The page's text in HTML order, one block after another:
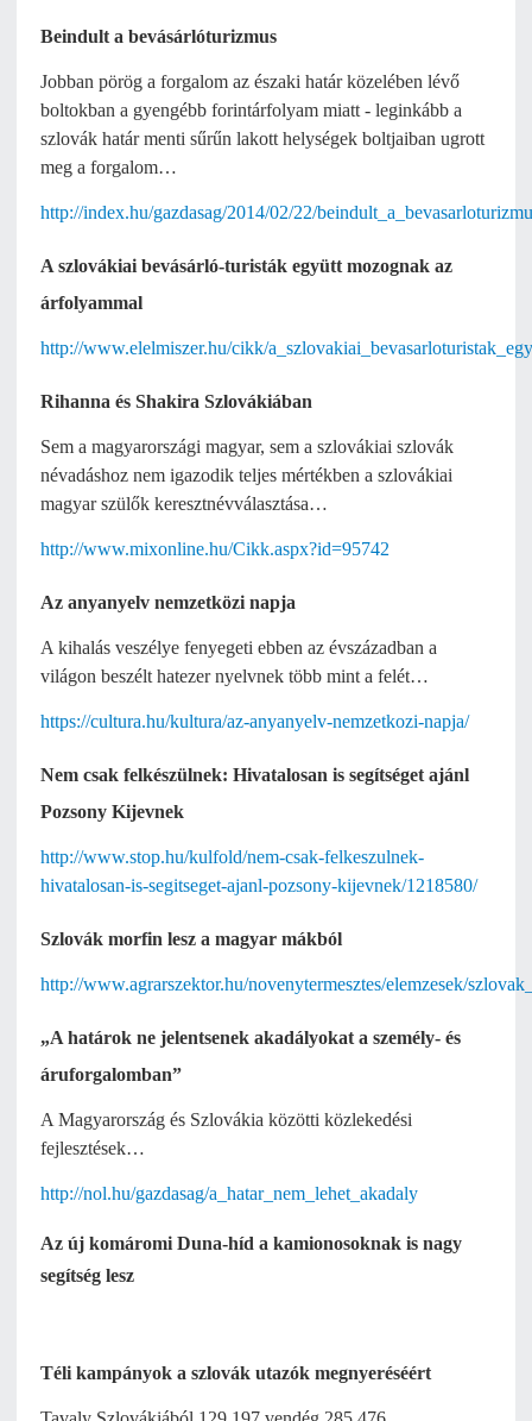
Beindult a bevásárlóturizmus
Jobban pörög a forgalom az északi határ közelében lévő
boltokban a gyengébb forintárfolyam miatt - leginkább a
szlovák határ menti sűrűn lakott helységek boltjaiban ugrott
meg a forgalom…
http://index.hu/gazdasag/2014/02/22/
A szlovákiai bevásárló-turisták együtt mozognak az
árfolyammal
http://www.elelmiszer.hu/cikk/
Rihanna és Shakira Szlovákiában
Sem a magyarországi magyar, sem a szlovákiai szlovák
névadáshoz nem igazodik teljes mértékben a szlovákiai
magyar szülők keresztnévválasztása…
http://www.mixonline.hu/Cikk.aspx?id=95742
Az anyanyelv nemzetközi napja
A kihalás veszélye fenyegeti ebben az évszázadban a
világon beszélt hatezer nyelvnek több mint a felét…
https://cultura.hu/kultura/az-anyanyelv-nemzetkozi-napja/
Nem csak felkészülnek: Hivatalosan is segítséget ajánl
Pozsony Kijevnek
http://www.stop.hu/kulfold/nem-csak-felkeszulnek-
hivatalosan-is-segitseget-ajanl-pozsony-kijevnek/1218580/
Szlovák morfin lesz a magyar mákból
http://www.agrarszektor.hu/novenytermesztes/elemzesek/
„A határok ne jelentsenek akadályokat a személy- és
áruforgalomban”
A Magyarország és Szlovákia közötti közlekedési
fejlesztések…
http://nol.hu/gazdasag/a_hatar_nem_lehet_akadaly
Az új komáromi Duna-híd a kamionosoknak is nagy
segítség lesz
Téli kampányok a szlovák utazók megnyeréséért